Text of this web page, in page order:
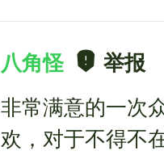
八角怪
举报
非常满意的一次
欢，对于不得不